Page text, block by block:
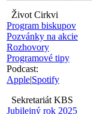
Život Cirkvi
Program biskupov
Pozvánky na akcie
Rozhovory
Programové tipy
Podcast:
Apple|Spotify
Sekretariát KBS
Jubilejný rok 2025